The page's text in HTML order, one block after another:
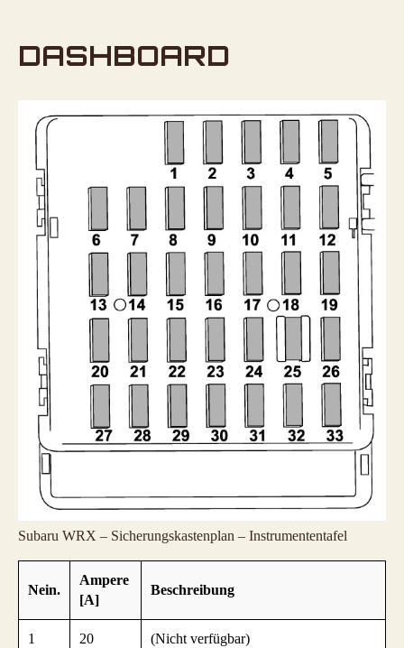
DASHBOARD
Subaru WRX – Sicherungskastenplan – Instrumententafel
Nein.
Ampere
[A]
Beschreibung
1 20 (Nicht verfügbar)